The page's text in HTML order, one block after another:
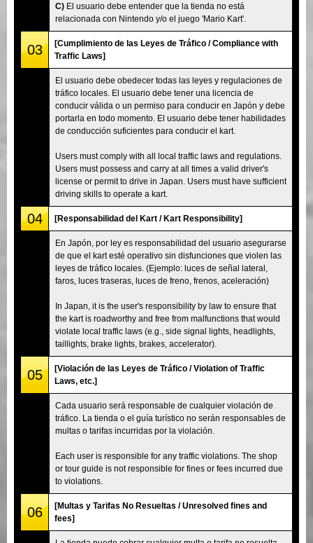
C) El usuario debe entender que la tienda no está
relacionada con Nintendo y/o el juego 'Mario Kart'.
03
[Cumplimiento de las Leyes de Tráfico / Compliance with
Traffic Laws]
El usuario debe obedecer todas las leyes y regulaciones de
tráfico locales. El usuario debe tener una licencia de
conducir válida o un permiso para conducir en Japón y debe
portarla en todo momento. El usuario debe tener habilidades
de conducción suficientes para conducir el kart.
Users must comply with all local traffic laws and regulations.
Users must possess and carry at all times a valid driver's
license or permit to drive in Japan. Users must have sufficient
driving skills to operate a kart.
04 [Responsabilidad del Kart / Kart Responsibility]
En Japón, por ley es responsabilidad del usuario asegurarse
de que el kart esté operativo sin disfunciones que violen las
leyes de tráfico locales. (Ejemplo: luces de señal lateral,
faros, luces traseras, luces de freno, frenos, aceleración)
In Japan, it is the user's responsibility by law to ensure that
the kart is roadworthy and free from malfunctions that would
violate local traffic laws (e.g., side signal lights, headlights,
taillights, brake lights, brakes, accelerator).
05
[Violación de las Leyes de Tráfico / Violation of Traffic
Laws, etc.]
Cada usuario será responsable de cualquier violación de
tráfico. La tienda o el guía turístico no serán responsables de
multas o tarifas incurridas por la violación.
Each user is responsible for any traffic violations. The shop
or tour guide is not responsible for fines or fees incurred due
to violations.
06
[Multas y Tarifas No Resueltas / Unresolved fines and
fees]